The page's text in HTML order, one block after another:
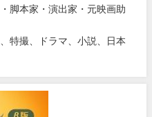
脚本家・演出家・元映画助
特撮、ドラマ、小説、日本